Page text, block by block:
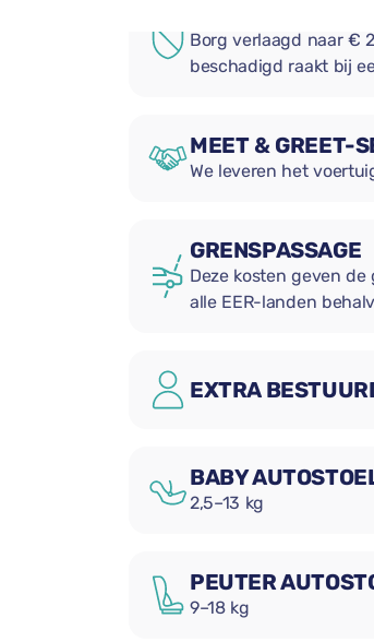
AANVULLENDE
Borg verlaagd naar €
beschadigd raakt bij
MEET & GREET-
We leveren het
GRENSPASSAGE
Deze kosten geven
alle EER-landen
EXTRA
BABY
2,5–13 kg
PEUTER
9–18 kg